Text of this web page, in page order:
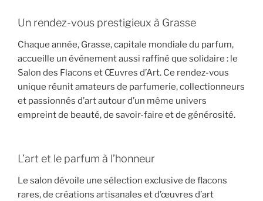
Un rendez-vous prestigieux à Grasse
Chaque année, Grasse, capitale mondiale du parfum,
accueille un événement aussi raffiné que solidaire : le
Salon des Flacons et Œuvres d’Art. Ce rendez-vous
unique réunit amateurs de parfumerie, collectionneurs
et passionnés d’art autour d’un même univers
empreint de beauté, de savoir-faire et de générosité.
L’art et le parfum à l’honneur
Le salon dévoile une sélection exclusive de flacons
rares, de créations artisanales et d’œuvres d’art